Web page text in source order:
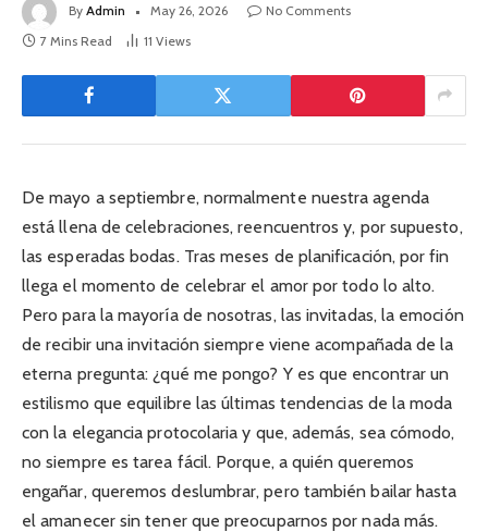
By Admin May 26, 2026
No Comments
7 Mins Read
11 Views
De mayo a septiembre, normalmente nuestra agenda
está llena de celebraciones, reencuentros y, por supuesto,
las esperadas bodas. Tras meses de planificación, por fin
llega el momento de celebrar el amor por todo lo alto.
Pero para la mayoría de nosotras, las invitadas, la emoción
de recibir una invitación siempre viene acompañada de la
eterna pregunta: ¿qué me pongo? Y es que encontrar un
estilismo que equilibre las últimas tendencias de la moda
con la elegancia protocolaria y que, además, sea cómodo,
no siempre es tarea fácil. Porque, a quién queremos
engañar, queremos deslumbrar, pero también bailar hasta
el amanecer sin tener que preocuparnos por nada más.